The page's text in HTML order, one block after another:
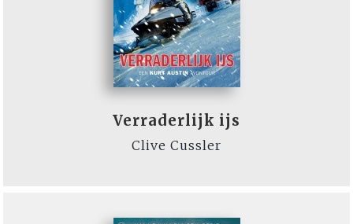
Verraderlijk ijs
Clive Cussler